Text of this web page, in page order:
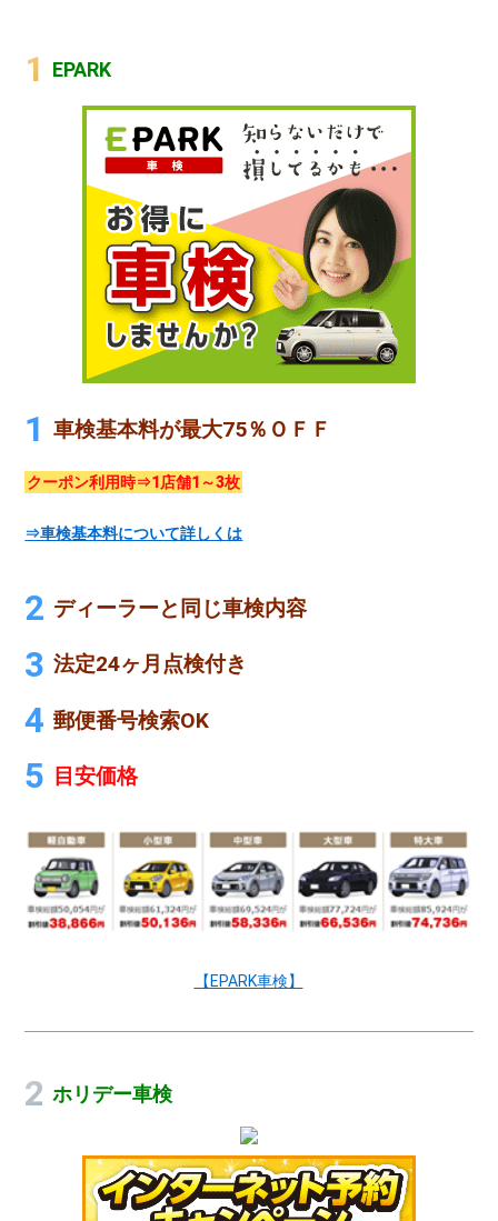
EPARK
車検基本料が最大75％ＯＦＦ
クーポン利用時⇒1店舗1～3枚
⇒車検基本料について詳しくは
ディーラーと同じ車検内容
法定24ヶ月点検付き
郵便番号検索OK
目安価格
【EPARK車検】
ホリデー車検